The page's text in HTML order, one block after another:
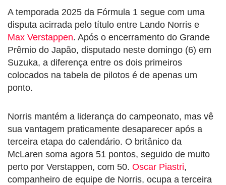
A temporada 2025 da Fórmula 1 segue com uma
disputa acirrada pelo título entre Lando Norris e
Max Verstappen. Após o encerramento do Grande
Prêmio do Japão, disputado neste domingo (6) em
Suzuka, a diferença entre os dois primeiros
colocados na tabela de pilotos é de apenas um
ponto.
Norris mantém a liderança do campeonato, mas vê
sua vantagem praticamente desaparecer após a
terceira etapa do calendário. O britânico da
McLaren soma agora 51 pontos, seguido de muito
perto por Verstappen, com 50. Oscar Piastri,
companheiro de equipe de Norris, ocupa a terceira